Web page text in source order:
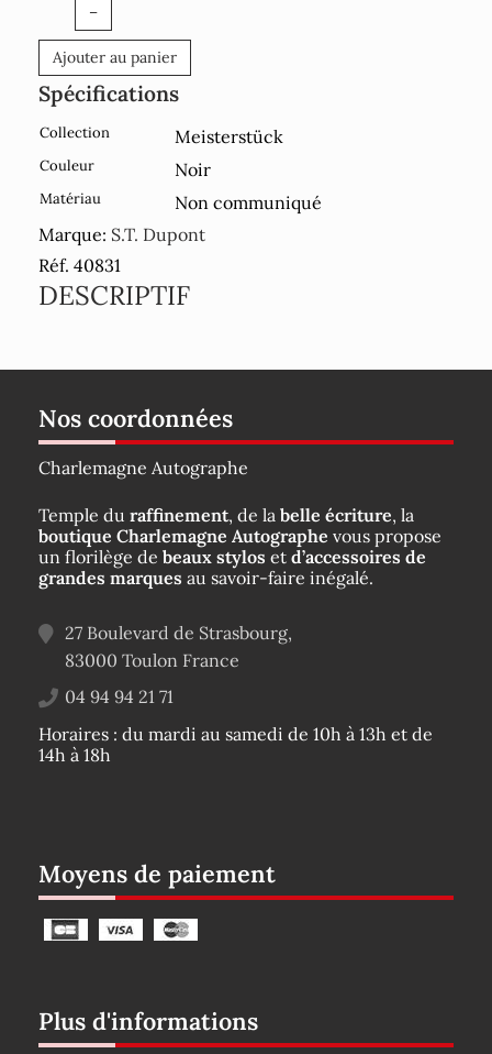
–
Ajouter au panier
Spécifications
Collection Meisterstück
Couleur Noir
Matériau
Non communiqué
Marque: S.T. Dupont
Réf. 40831
DESCRIPTIF
Nos coordonnées
Charlemagne Autographe
Temple du raffinement, de la belle écriture, la
boutique Charlemagne Autographe vous propose
un florilège de beaux stylos et d’accessoires de
grandes marques au savoir-faire inégalé.
27 Boulevard de Strasbourg,
83000 Toulon France
04 94 94 21 71
Horaires : du mardi au samedi de 10h à 13h et de
14h à 18h
Moyens de paiement
Plus d'informations